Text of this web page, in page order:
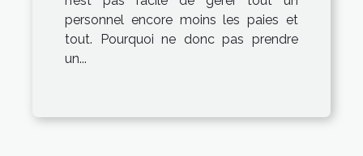
personnel encore moins les paies et
tout. Pourquoi ne donc pas prendre
un...